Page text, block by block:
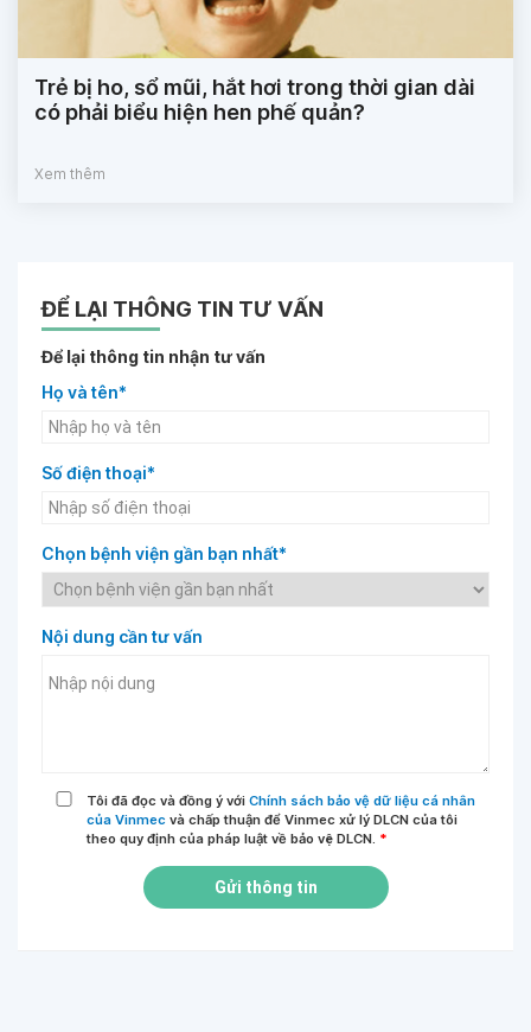
Trẻ bị ho, sổ mũi, hắt hơi trong thời gian dài
có phải biểu hiện hen phế quản?
Xem thêm
ĐỂ LẠI THÔNG TIN TƯ VẤN
Để lại thông tin nhận tư vấn
Họ và tên*
Số điện thoại*
Chọn bệnh viện gần bạn nhất*
Nội dung cần tư vấn
Tôi đã đọc và đồng ý với Chính sách bảo vệ dữ liệu cá nhân
của Vinmec và chấp thuận để Vinmec xử lý DLCN của tôi
theo quy định của pháp luật về bảo vệ DLCN. *
Gửi thông tin